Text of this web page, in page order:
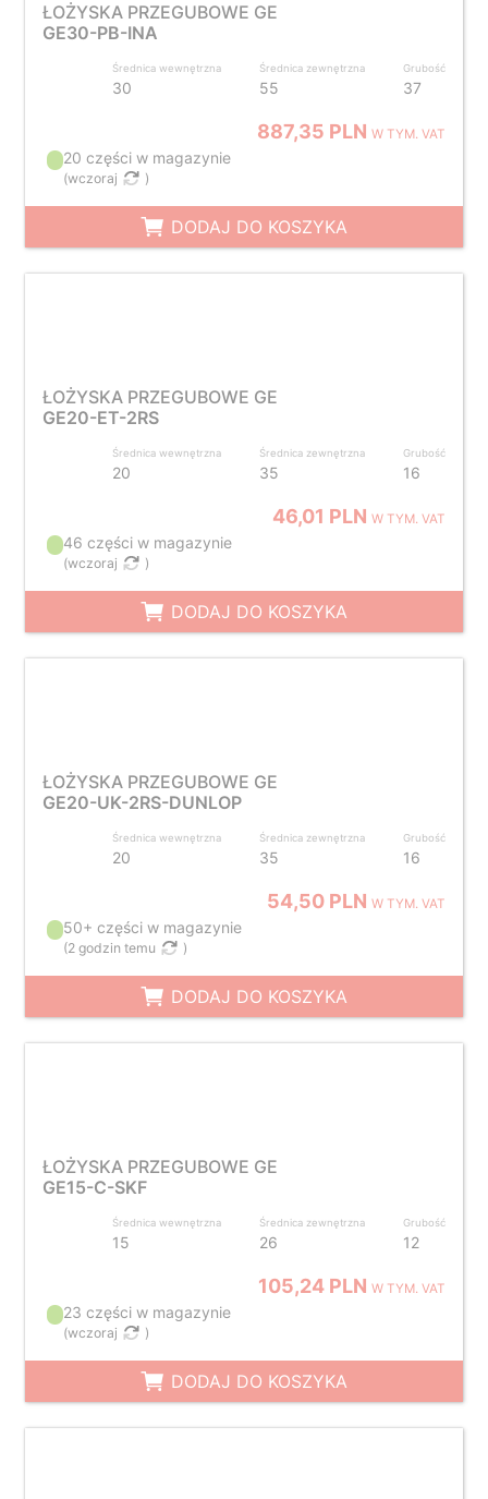
ŁOŻYSKA PRZEGUBOWE GE
GE30-PB-INA
Średnica wewnętrzna
30
Średnica zewnętrzna
55
Grubość
37
887,35 PLNW TYM. VAT
20 części w magazynie
(wczoraj )
DODAJ DO KOSZYKA
ŁOŻYSKA PRZEGUBOWE GE
GE20-ET-2RS
Średnica wewnętrzna
20
Średnica zewnętrzna
35
Grubość
16
46,01 PLNW TYM. VAT
46 części w magazynie
(wczoraj )
DODAJ DO KOSZYKA
ŁOŻYSKA PRZEGUBOWE GE
GE20-UK-2RS-DUNLOP
Średnica wewnętrzna
20
Średnica zewnętrzna
35
Grubość
16
54,50 PLNW TYM. VAT
50+ części w magazynie
(2 godzin temu )
DODAJ DO KOSZYKA
ŁOŻYSKA PRZEGUBOWE GE
GE15-C-SKF
Średnica wewnętrzna
15
Średnica zewnętrzna
26
Grubość
12
105,24 PLNW TYM. VAT
23 części w magazynie
(wczoraj )
DODAJ DO KOSZYKA